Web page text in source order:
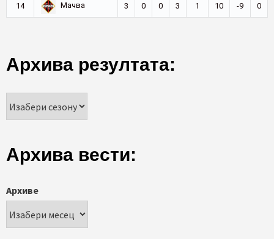
14 Мачва 3 0 0 3 1 10 -9 0
Архива резултата:
Архива вести:
Архиве